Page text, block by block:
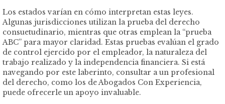
Los estados varían en cómo interpretan estas leyes.
Algunas jurisdicciones utilizan la prueba del derecho
consuetudinario, mientras que otras emplean la “prueba
ABC” para mayor claridad. Estas pruebas evalúan el grado
de control ejercido por el empleador, la naturaleza del
trabajo realizado y la independencia financiera. Si está
navegando por este laberinto, consultar a un profesional
del derecho, como los de Abogados Con Experiencia,
puede ofrecerle un apoyo invaluable.